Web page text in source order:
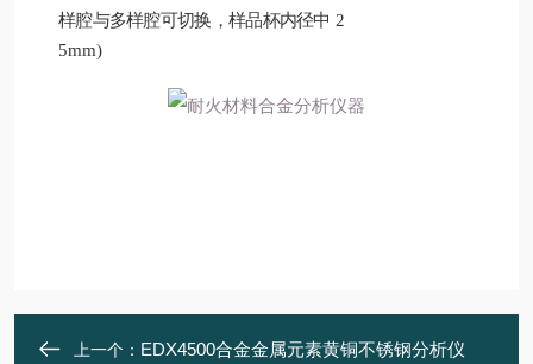
样腔与多样腔可切换，样品杯内径中 2
5mm)
上一个： EDX4500合金金属元素黄铜不锈钢分析仪